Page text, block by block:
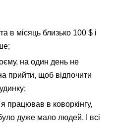
в місяць близько 100 $ і
на один день не
прийти, щоб відпочити
працював в коворкінгу,
дуже мало людей. І всі